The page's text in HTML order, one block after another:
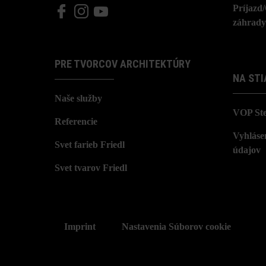
PRE TVORCOV ARCHITEKTÚRY
Naše služby
Referencie
Svet farieb Friedl
Svet tvarov Friedl
záhrady
NA
VOP
údajov
Imprint Nastavenia Súborov cookie